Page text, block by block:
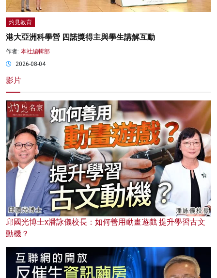
灼見教育
港大亞洲科學營 四諾獎得主與學生講解互動
作者: 本社編輯部
2026-08-04
影片
邱國光博士x潘詠儀校長：如何善用動畫遊戲 提升學習古文
動機？